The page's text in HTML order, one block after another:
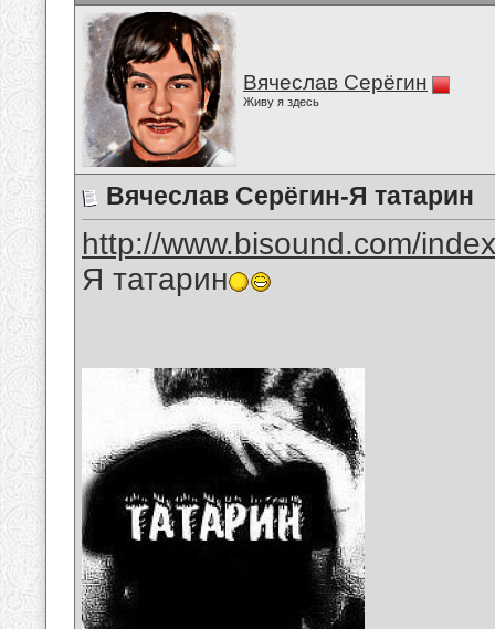
Вячеслав Серёгин
Живу я здесь
Вячеслав Серёгин-Я татарин
http://www.bisound.com/
Я татарин